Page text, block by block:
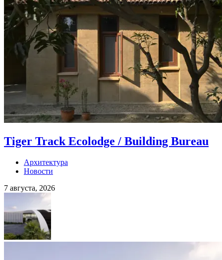
Tiger Track Ecolodge / Building Bureau
Архитектура
Новости
7 августа, 2026